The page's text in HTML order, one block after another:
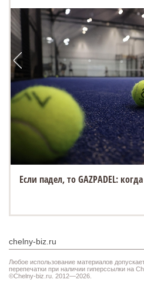
Если падел, то GAZPADEL:
chelny-biz.ru
Любое использование материалов
перепечатки при наличии гиперссылки на
©Chelny-biz.ru. 2012—2026.